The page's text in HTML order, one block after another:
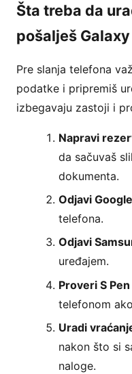
Šta treba da
pošalješ
Pre slanja telefona
podatke i pripremiš
izbegavaju zastoji i
Napravi
da sačuvaš
dokumenta.
Odjavi
telefona.
Odjavi
uređajem.
Proveri S
telefonom
Uradi
nakon što si
naloge.